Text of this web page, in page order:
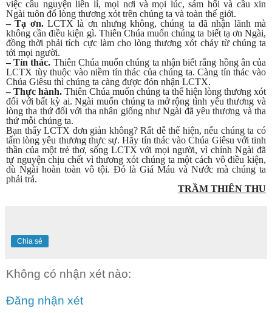
việc cầu nguyện liên lỉ, mọi nơi và mọi lúc, sám hối và cầu xin
Ngài tuôn đổ lòng thương xót trên chúng ta và toàn thế giới.
– Tạ ơn.LCTX là ơn nhưng không, chúng ta đã nhận lãnh mà
không cần điều kiện gì. Thiên Chúa muốn chúng ta biết tạ ơn Ngài,
đồng thời phải tích cực làm cho lòng thương xót chảy từ chúng ta
tới mọi người.
– Tín thác. Thiên Chúa muốn chúng ta nhận biết rằng hồng ân của
LCTX tùy thuộc vào niềm tín thác của chúng ta. Càng tín thác vào
Chúa Giêsu thì chúng ta càng được đón nhận LCTX.
– Thực hành. Thiên Chúa muốn chúng ta thể hiện lòng thương xót
đối với bất kỳ ai. Ngài muốn chúng ta mở rộng tình yêu thương và
lòng tha thứ đối với tha nhân giống như Ngài đã yêu thương và tha
thứ mỗi chúng ta.
Bạn thấy LCTX đơn giản không? Rất dễ thể hiện, nếu chúng ta có
tấm lòng yêu thương thực sự. Hãy tín thác vào Chúa Giêsu với tinh
thần của một trẻ thơ, sống LCTX với mọi người, vì chính Ngài đã
tự nguyện chịu chết vì thương xót chúng ta một cách vô điều kiện,
dù Ngài hoàn toàn vô tội. Đó là Giá Máu và Nước mà chúng ta
phải trả.
TRẦM THIÊN THU
Chia sẻ
Không có nhận xét nào:
Đăng nhận xét